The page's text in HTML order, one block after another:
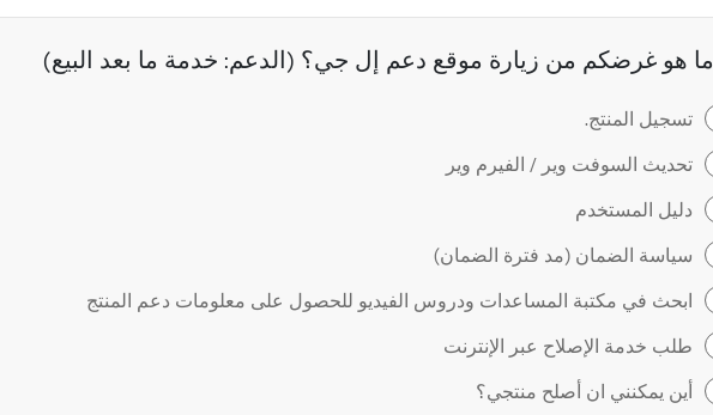
حقل مطلوب
ما هو غرضكم من زيارة موقع دعم إل جي؟ (الدعم: خدمة ما بعد البيع)
تسجيل المنتج.
تحديث السوفت وير / الفيرم وير
دليل المستخدم
سياسة الضمان (مد فترة الضمان)
ابحث في مكتبة المساعدات ودروس الفيديو للحصول على معلومات دعم المنتج
طلب خدمة الإصلاح عبر الإنترنت
أين يمكنني ان أصلح منتجي؟